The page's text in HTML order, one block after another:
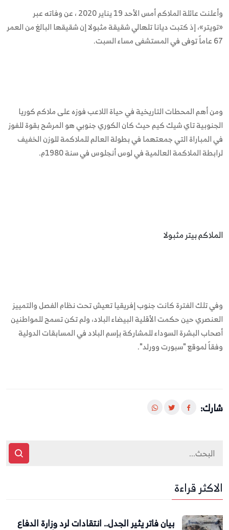
وأعلنت عائلة الملاكم أمس الأحد 19 يناير 2020 ، عن وفاته عبر
«تويتر»، إذ كتبت ديانا تلهالي شقيقة مثبولا إن شقيقها البالغ من العمر
67 عاماً توفى في المستشفى مساء السبت.
ومن أهم المحطات التاريخية في حياة اللاعب فوزه على ملاكم كوريا
الجنوبية تاي شيك كيم حيث كان الكوري جنوبي هو المرشح بقوة للفوز
في المباراة التي جمعتهما في بطولة العالم للملاكمة للوزن الخفيف
لرابطة الملاكمة العالمية في لوس أنجلوس في سنة 1980م.
الملاكم بيتر مثبولا
وفي تلك الفترة كانت جنوب إفريقيا تعيش تحت نظام الفصل والتمييز
العنصري حين حكمت الأقلية البيضاء البلاد، ولم تكن تسمح للمواطنين
أصحاب البشرة السوداء للمشاركة بإسم البلاد في المسابقات الدولية
وفقاً لموقع "سبورت وورلد".
شارك:
الاكثر قراءة
بيان فاتر يثير الجدل.. انتقادات لرد وزارة الدفاع